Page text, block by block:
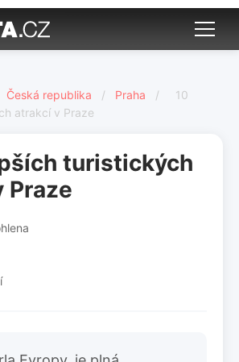
Česká republika / Praha /
10
atrakcí v Praze
turistických
Praze